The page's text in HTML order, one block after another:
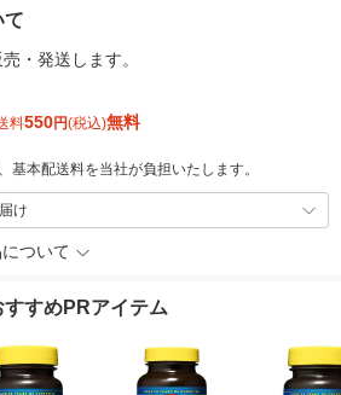
て
・発送します。
料550円(税込)無料
基本配送料を当社が負担いたします。
け
ついて
すめPRアイテム